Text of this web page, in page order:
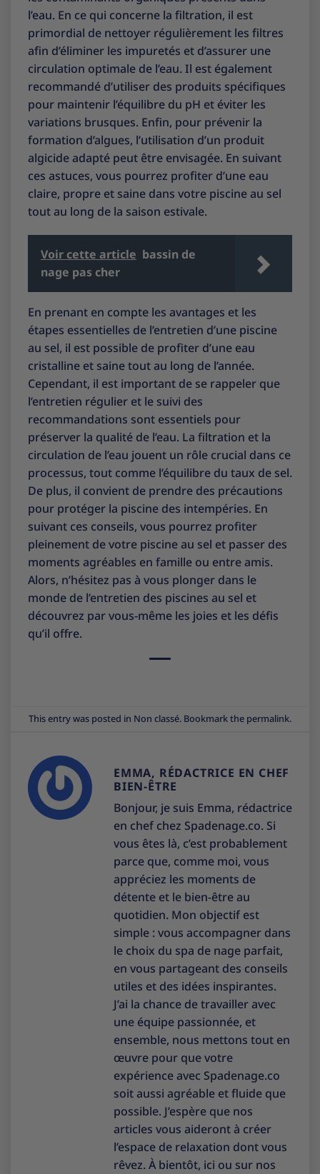
l’eau. En ce qui concerne la filtration, il est
primordial de nettoyer régulièrement les filtres
afin d’éliminer les impuretés et d’assurer une
circulation optimale de l’eau. Il est également
recommandé d’utiliser des produits spécifiques
pour maintenir l’équilibre du pH et éviter les
variations brusques. Enfin, pour prévenir la
formation d’algues, l’utilisation d’un produit
algicide adapté peut être envisagée. En suivant
ces astuces, vous pourrez profiter d’une eau
claire, propre et saine dans votre piscine au sel
tout au long de la saison estivale.
Voir cette article bassin de
nage pas cher
En prenant en compte les avantages et les
étapes essentielles de l’entretien d’une piscine
au sel, il est possible de profiter d’une eau
cristalline et saine tout au long de l’année.
Cependant, il est important de se rappeler que
l’entretien régulier et le suivi des
recommandations sont essentiels pour
préserver la qualité de l’eau. La filtration et la
circulation de l’eau jouent un rôle crucial dans ce
processus, tout comme l’équilibre du taux de sel.
De plus, il convient de prendre des précautions
pour protéger la piscine des intempéries. En
suivant ces conseils, vous pourrez profiter
pleinement de votre piscine au sel et passer des
moments agréables en famille ou entre amis.
Alors, n’hésitez pas à vous plonger dans le
monde de l’entretien des piscines au sel et
découvrez par vous-même les joies et les défis
qu’il offre.
This entry was posted in Non classé. Bookmark the permalink.
EMMA, RÉDACTRICE EN CHEF
BIEN-ÊTRE
Bonjour, je suis Emma, rédactrice
en chef chez Spadenage.co. Si
vous êtes là, c’est probablement
parce que, comme moi, vous
appréciez les moments de
détente et le bien-être au
quotidien. Mon objectif est
simple : vous accompagner dans
le choix du spa de nage parfait,
en vous partageant des conseils
utiles et des idées inspirantes.
J’ai la chance de travailler avec
une équipe passionnée, et
ensemble, nous mettons tout en
œuvre pour que votre
expérience avec Spadenage.co
soit aussi agréable et fluide que
possible. J’espère que nos
articles vous aideront à créer
l’espace de relaxation dont vous
rêvez. À bientôt, ici ou sur nos